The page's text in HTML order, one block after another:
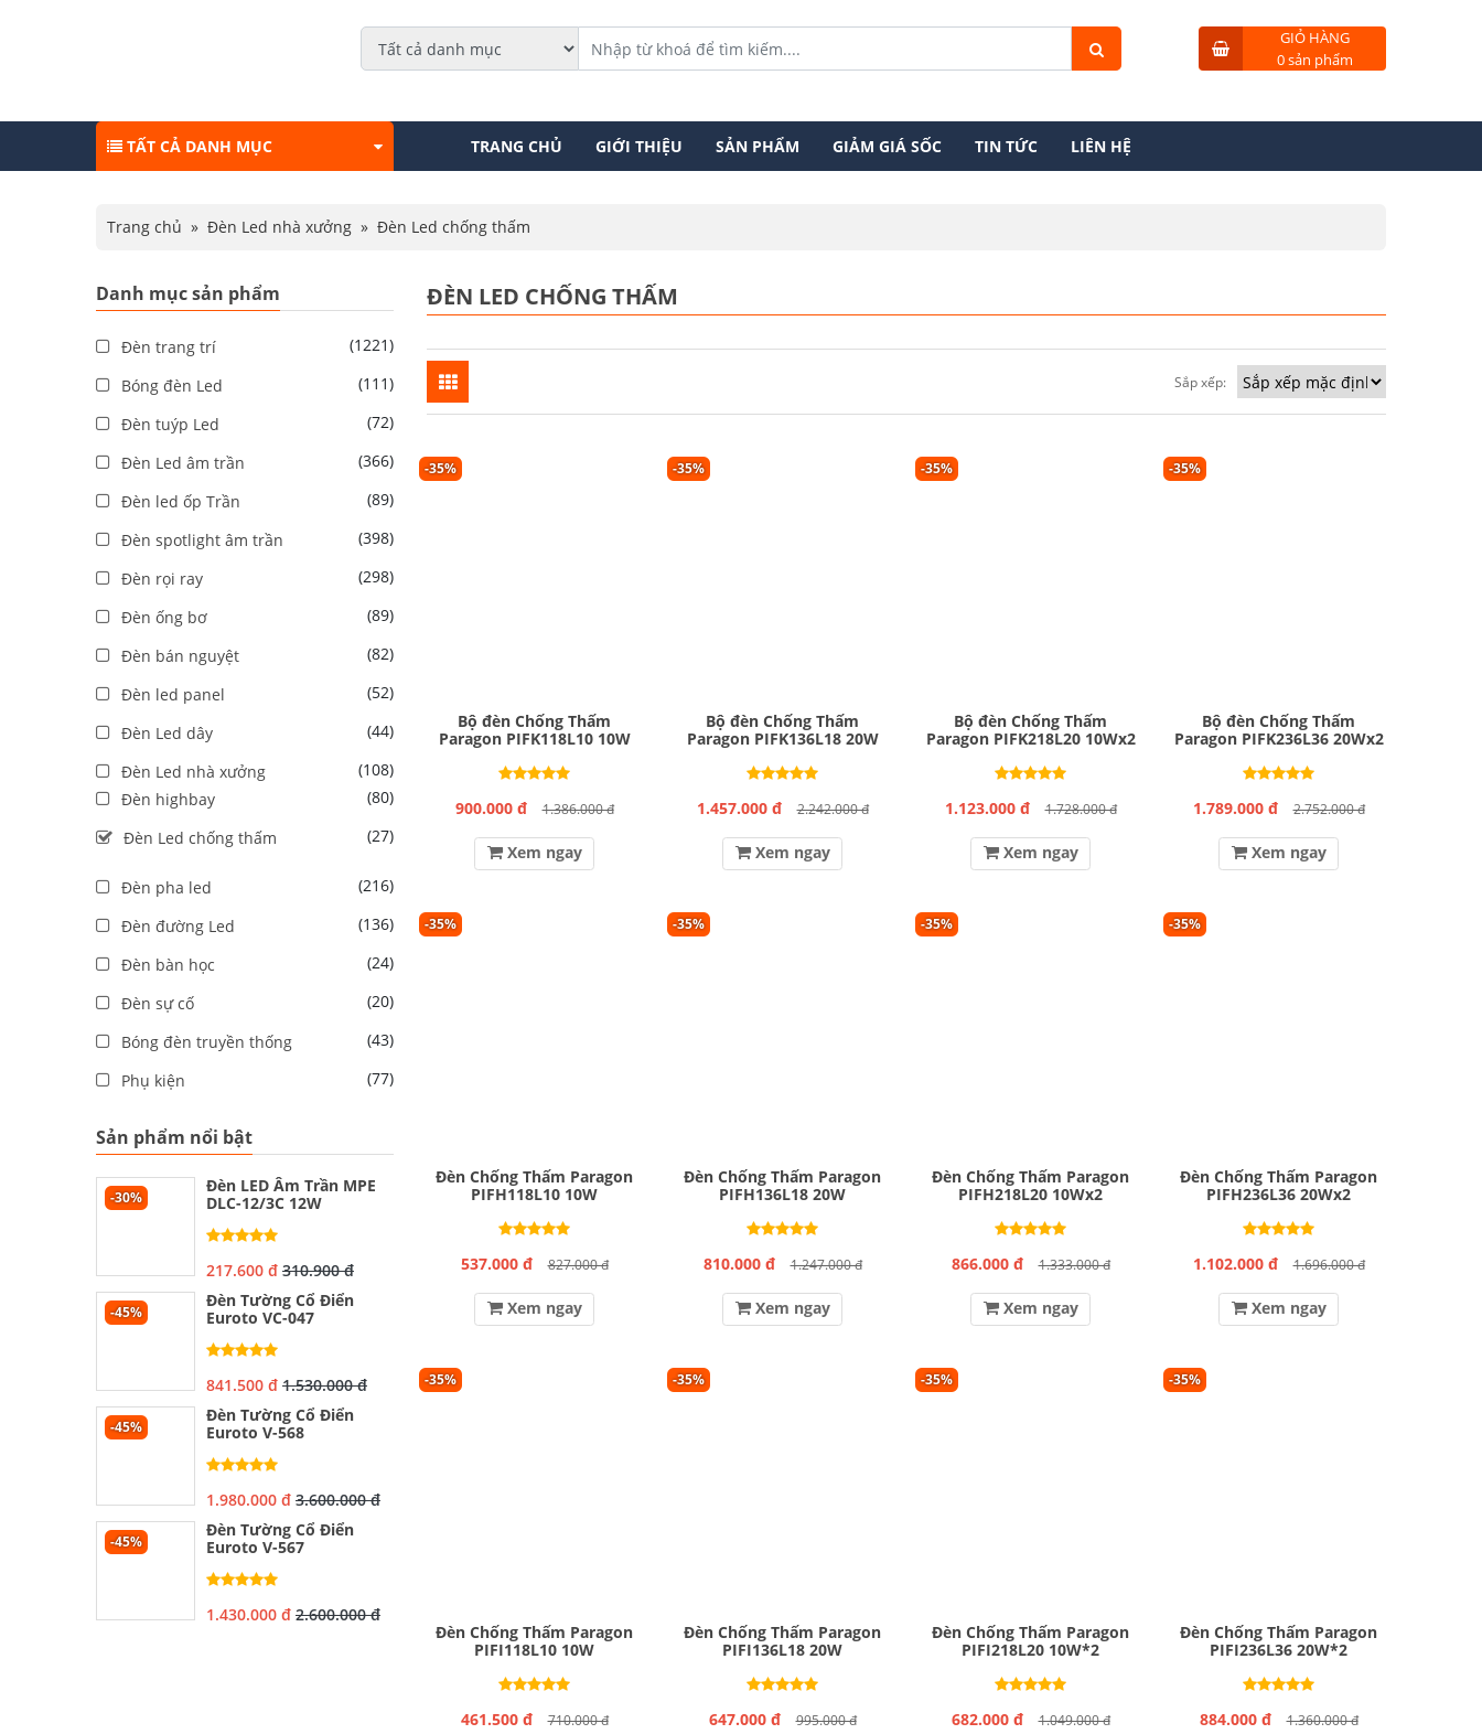
GIỎ HÀNG
0 sản phẩm
TẤT CẢ DANH MỤC TRANG CHỦ GIỚI THIỆU SẢN PHẨM GIẢM GIÁ SỐC TIN TỨC LIÊN HỆ
Trang chủ » Đèn Led nhà xưởng » Đèn Led chống thấm
Danh mục sản phẩm
Đèn trang trí
(1221)
Bóng đèn Led
(111)
Đèn tuýp Led
(72)
Đèn Led âm trần
(366)
Đèn led ốp Trần
(89)
Đèn spotlight âm trần
(398)
Đèn rọi ray
(298)
Đèn ống bơ
(89)
Đèn bán nguyệt
(82)
Đèn led panel
(52)
Đèn Led dây
(44)
Đèn Led nhà xưởng
(108)
Đèn highbay
(80)
Đèn Led chống thấm
(27)
Đèn pha led
(216)
Đèn đường Led
(136)
Đèn bàn học
(24)
Đèn sự cố
(20)
Bóng đèn truyền thống
(43)
Phụ kiện
(77)
Sản phẩm nổi bật
-30%
Đèn LED Âm Trần MPE
DLC-12/3C 12W
217.600 đ 310.900 đ
-45%
Đèn Tường Cổ Điển
Euroto VC-047
841.500 đ 1.530.000 đ
-45%
Đèn Tường Cổ Điển
Euroto V-568
1.980.000 đ 3.600.000 đ
-45%
Đèn Tường Cổ Điển
Euroto V-567
1.430.000 đ 2.600.000 đ
ĐÈN LED CHỐNG THẤM
Sắp xếp:
-35%
Bộ đèn Chống Thấm
Paragon PIFK118L10 10W
900.000 đ 1.386.000 đ
Xem ngay
-35%
Bộ đèn Chống Thấm
Paragon PIFK136L18 20W
1.457.000 đ 2.242.000 đ
Xem ngay
-35%
Bộ đèn Chống Thấm
Paragon PIFK218L20 10Wx2
1.123.000 đ 1.728.000 đ
Xem ngay
-35%
Bộ đèn Chống Thấm
Paragon PIFK236L36 20Wx2
1.789.000 đ 2.752.000 đ
Xem ngay
-35%
Đèn Chống Thấm Paragon
PIFH118L10 10W
537.000 đ 827.000 đ
Xem ngay
-35%
Đèn Chống Thấm Paragon
PIFH136L18 20W
810.000 đ 1.247.000 đ
Xem ngay
-35%
Đèn Chống Thấm Paragon
PIFH218L20 10Wx2
866.000 đ 1.333.000 đ
Xem ngay
-35%
Đèn Chống Thấm Paragon
PIFH236L36 20Wx2
1.102.000 đ 1.696.000 đ
Xem ngay
-35%
Đèn Chống Thấm Paragon
PIFI118L10 10W
461.500 đ 710.000 đ
-35%
Đèn Chống Thấm Paragon
PIFI136L18 20W
647.000 đ 995.000 đ
-35%
Đèn Chống Thấm Paragon
PIFI218L20 10W*2
682.000 đ 1.049.000 đ
-35%
Đèn Chống Thấm Paragon
PIFI236L36 20W*2
884.000 đ 1.360.000 đ